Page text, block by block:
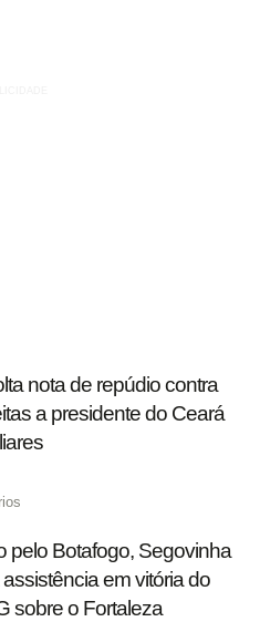
nota de repúdio contra
a presidente do Ceará
pelo Botafogo, Segovinha
em vitória do
sobre o Fortaleza